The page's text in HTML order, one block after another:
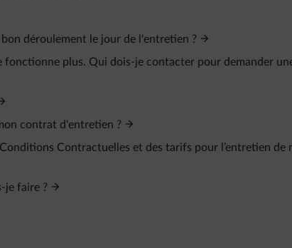
déroulement le jour de l'entretien ?
plus. Qui dois-je contacter pour demander
contrat d'entretien ?
Contractuelles et des tarifs pour l’entretien de
je faire ?